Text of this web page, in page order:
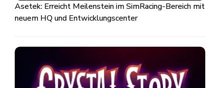
Asetek: Erreicht Meilenstein im SimRacing-Bereich mit
neuem HQ und Entwicklungscenter